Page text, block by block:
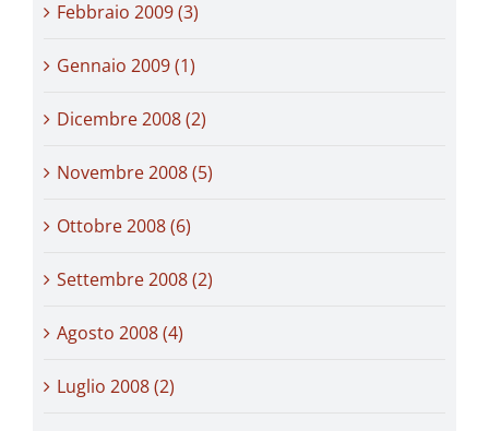
Febbraio 2009 (3)
Gennaio 2009 (1)
Dicembre 2008 (2)
Novembre 2008 (5)
Ottobre 2008 (6)
Settembre 2008 (2)
Agosto 2008 (4)
Luglio 2008 (2)